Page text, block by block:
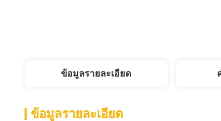
ข้อมูลรายละเอียด
ข้อมูลรายละเอียด